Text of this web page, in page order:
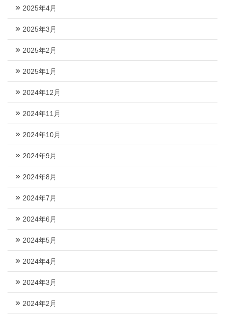
2025年4月
2025年3月
2025年2月
2025年1月
2024年12月
2024年11月
2024年10月
2024年9月
2024年8月
2024年7月
2024年6月
2024年5月
2024年4月
2024年3月
2024年2月